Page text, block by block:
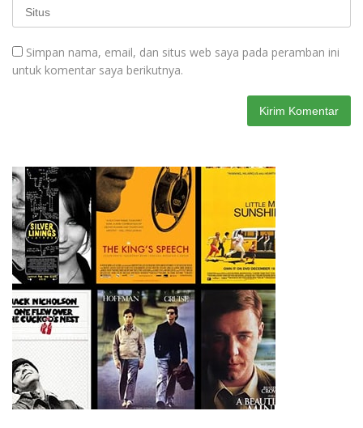
Simpan nama, email, dan situs web saya pada peramban ini
untuk komentar saya berikutnya.